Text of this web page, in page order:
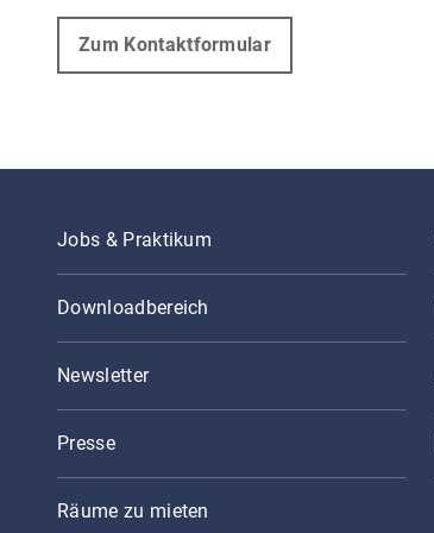
Zum Kontaktformular
Jobs & Praktikum
Downloadbereich
Newsletter
Presse
Räume zu mieten